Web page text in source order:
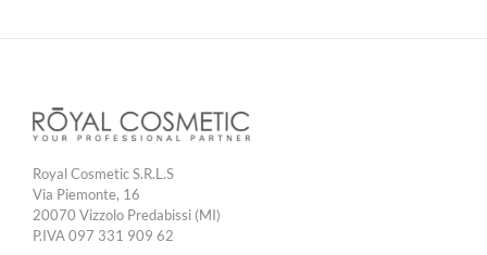
Royal Cosmetic S.R.L.S
Via Piemonte, 16
20070 Vizzolo Predabissi (MI)
P.IVA 097 331 909 62